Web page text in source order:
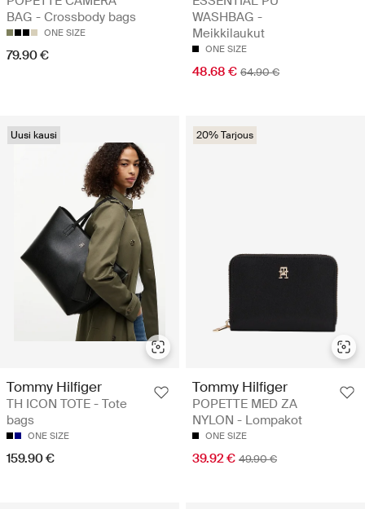
BAG - Crossbody bags
ONE SIZE
79.90 €
WASHBAG -
Meikkilaukut
ONE SIZE
48.68 € 64.90 €
Uusi kausi
Tommy Hilfiger
TH ICON TOTE - Tote
bags
ONE SIZE
159.90 €
20% Tarjous
Tommy Hilfiger
POPETTE MED ZA
NYLON - Lompakot
ONE SIZE
39.92 € 49.90 €